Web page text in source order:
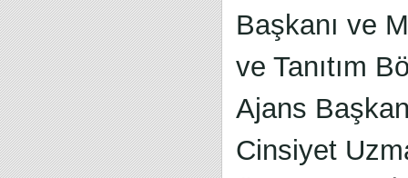
Başkanı ve
ve Tanıtım
Ajans
Cinsiyet